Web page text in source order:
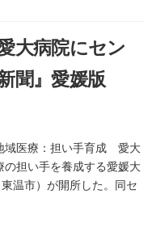
大病院にセン
聞』愛媛版
域医療：担い手育成 愛大
担い手を養成する愛媛大
温市）が開所した。同セ